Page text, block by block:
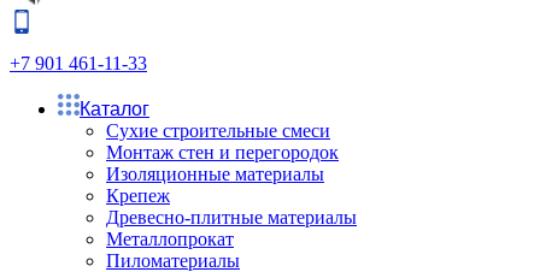
+7 901 461-11-33
Каталог
Сухие строительные смеси
Монтаж стен и перегородок
Изоляционные материалы
Крепеж
Древесно-плитные материалы
Металлопрокат
Пиломатериалы